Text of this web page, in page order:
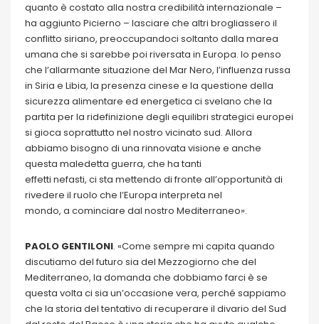
quanto è costato alla nostra credibilità internazionale –
ha aggiunto Picierno – lasciare che altri brogliassero il
conflitto siriano, preoccupandoci soltanto dalla marea
umana che si sarebbe poi riversata in Europa. Io penso
che l’allarmante situazione del Mar Nero, l’influenza russa
in Siria e Libia, la presenza cinese e la questione della
sicurezza alimentare ed energetica ci svelano che la
partita per la ridefinizione degli equilibri strategici europei
si gioca soprattutto nel nostro vicinato sud. Allora
abbiamo bisogno di una rinnovata visione e anche
questa maledetta guerra, che ha tanti
effetti nefasti, ci sta mettendo di fronte all’opportunità di
rivedere il ruolo che l’Europa interpreta nel
mondo, a cominciare dal nostro Mediterraneo».
PAOLO GENTILONI. «Come sempre mi capita quando
discutiamo del futuro sia del Mezzogiorno che del
Mediterraneo, la domanda che dobbiamo farci è se
questa volta ci sia un’occasione vera, perché sappiamo
che la storia del tentativo di recuperare il divario del Sud